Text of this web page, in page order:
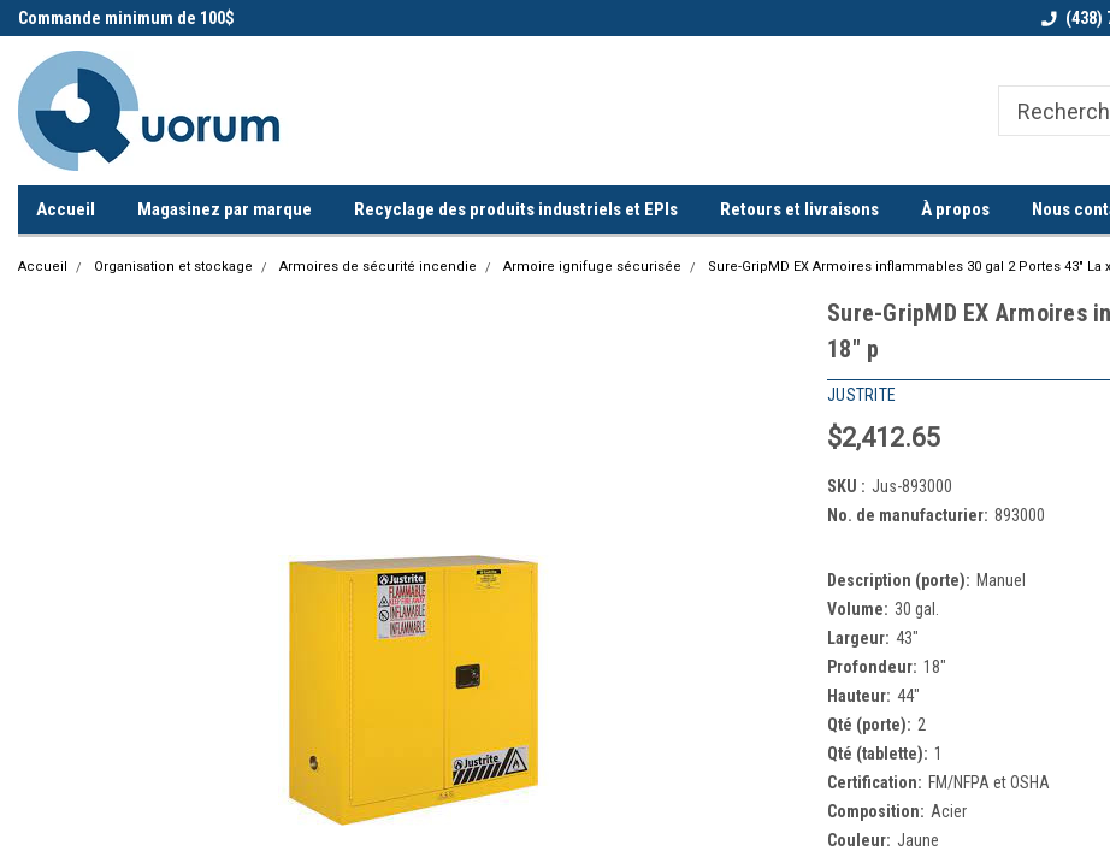
Commande minimum de 100$ Commande minimum de 100$ (438)
Accueil Magasinez par marque Recyclage des produits industriels et EPIs Retours et livraisons À propos Nous
Accueil Organisation et stockage Armoires de sécurité incendie Armoire ignifuge sécurisée Sure-GripMD EX Armoires inflammables 30 gal 2 Portes 43" La
Sure-GripMD EX Armoires
18" p
JUSTRITE
$2,412.65
SKU : Jus-893000
No. de manufacturier: 893000
Description (porte): Manuel
Volume: 30 gal.
Largeur: 43"
Profondeur: 18"
Hauteur: 44"
Qté (porte): 2
Qté (tablette): 1
Certification: FM/NFPA et OSHA
Composition: Acier
Couleur: Jaune